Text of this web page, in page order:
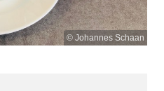
© Johannes Schaan